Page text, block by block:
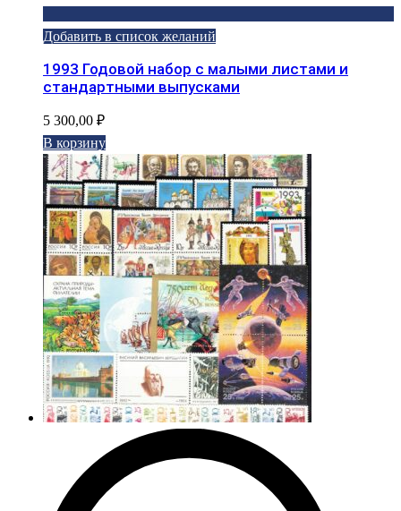
Добавить в список желаний
1993 Годовой набор с малыми листами и
стандартными выпусками
5 300,00 ₽
В корзину